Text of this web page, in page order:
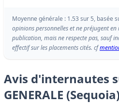
Moyenne générale : 1.53 sur 5, basée
opinions personnelles et ne préjugent
publication, mais ne respecte pas, sauf
effectif sur les placements cités. cf
Avis d'internautes
GENERALE